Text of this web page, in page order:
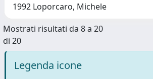
1992 Loporcaro, Michele
Mostrati risultati da 8 a 20
di 20
Legenda icone